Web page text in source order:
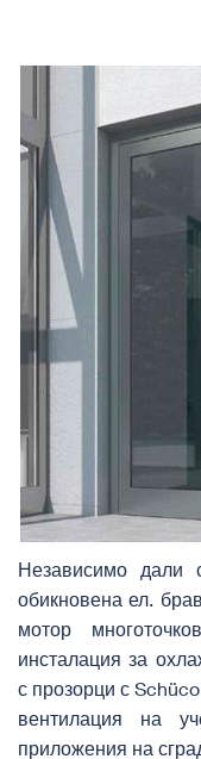
Независимо дали
обикновена ел.
мотор
инсталация за
с прозорци с
вентилация на
приложения на